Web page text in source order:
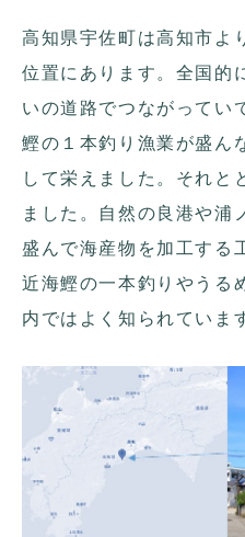
高知県宇佐町は高知市よ
位置にあります。全国的
いの道路でつながってい
鰹の１本釣り漁業が盛ん
して栄えました。それと
ました。自然の良港や浦
盛んで海産物を加工する
近海鰹の一本釣りやうる
内ではよく知られていま